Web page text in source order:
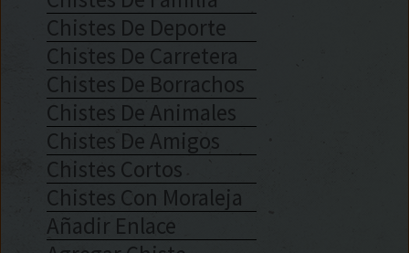
Chistes De Deporte
Chistes De Carretera
Chistes De Borrachos
Chistes De Animales
Chistes De Amigos
Chistes Cortos
Chistes Con Moraleja
Añadir Enlace